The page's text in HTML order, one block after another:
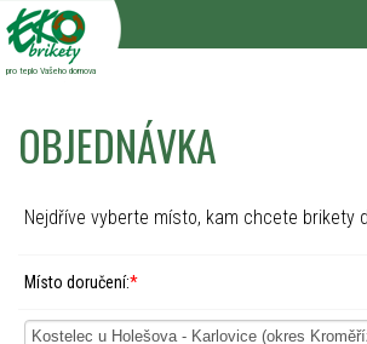
pro teplo Vašeho domova
OBJEDNÁVKA
Nejdříve vyberte místo, kam chcete brikety
Místo doručení:*